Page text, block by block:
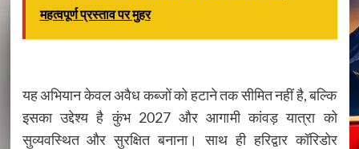
महत्वपूर्ण प्रस्ताव पर मुहर
यह अभियान केवल अवैध कब्जों को हटाने तक सीमित नहीं है, बल्कि
इसका उद्देश्य है कुंभ 2027 और आगामी कांवड़ यात्रा को
सुव्यवस्थित और सुरक्षित बनाना। साथ ही हरिद्वार कॉरिडोर